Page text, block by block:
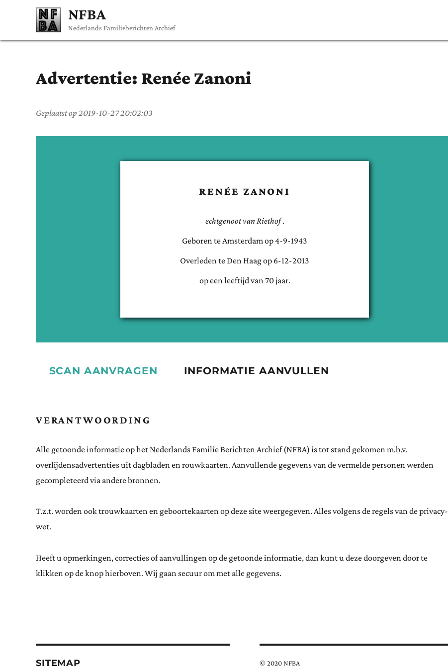
NFBA
Nederlands Familieberichten Archief
Advertentie: Renée Zanoni
Geplaatst op 2019-10-27 20:02:03
RENÉE ZANONI
echtgenoot van Riethof .
Geboren te Amsterdam op4-9-1943
Overleden te Den Haagop 6-12-2013
op een leeftijd van 70jaar.
SCAN AANVRAGEN INFORMATIE AANVULLEN
VERANTWOORDING
Alle getoonde informatie op het Nederlands Familie Berichten Archief (NFBA) is tot stand gekomen m.b.v.
overlijdensadvertenties uit dagbladen en rouwkaarten. Aanvullende gegevens van de vermelde personen werden
gecompleteerd via andere bronnen.
T.z.t. worden ook trouwkaarten en geboortekaarten op deze site weergegeven. Alles volgens de regels van de privacy-
wet.
Heeft u opmerkingen, correcties of aanvullingen op de getoonde informatie, dan kunt u deze doorgeven door te
klikken op de knop hierboven. Wij gaan secuur om met alle gegevens.
SITEMAP © 2020 NFBA